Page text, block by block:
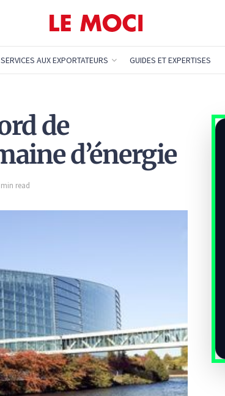
SERVICES AUX EXPORTATEURS GUIDES ET EXPERTISES
de
d’énergie
read